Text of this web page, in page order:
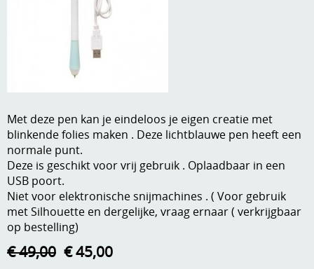
Dies om te stansen
Embossen
Hechtingsmaterialen
Hout , MDF, kartonmateriaal, steen
Kleurmateriaal-tekenmateriaal
Kneedmateriaal
Knipvellen
Leuke versieringen
Anders creatief
Gastenboek
Met deze pen kan je eindeloos je eigen creatie met
blinkende folies maken . Deze lichtblauwe pen heeft een
normale punt.
Deze is geschikt voor vrij gebruik . Oplaadbaar in een
USB poort.
Niet voor elektronische snijmachines . ( Voor gebruik
met Silhouette en dergelijke, vraag ernaar ( verkrijgbaar
op bestelling)
€ 49,00 € 45,00